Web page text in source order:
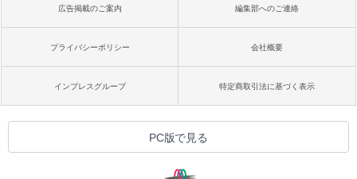
広告掲載のご案内 編集部へのご連絡
プライバシーポリシー 会社概要
インプレスグループ 特定商取引法に基づく表示
PC版で見る